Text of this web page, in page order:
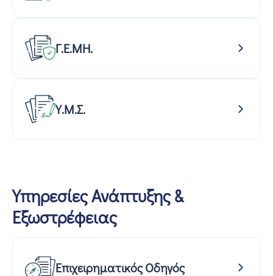
Γ.Ε.ΜΗ.
Υ.Μ.Σ.
Υπηρεσίες Ανάπτυξης &
Εξωστρέφειας
Επιχειρηματικός Οδηγός